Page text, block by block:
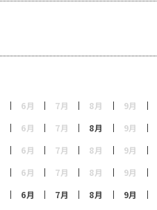
6月 7月 8月 9月
6月 7月 8月 9月
6月 7月 8月 9月
6月 7月 8月 9月
6月 7月 8月 9月